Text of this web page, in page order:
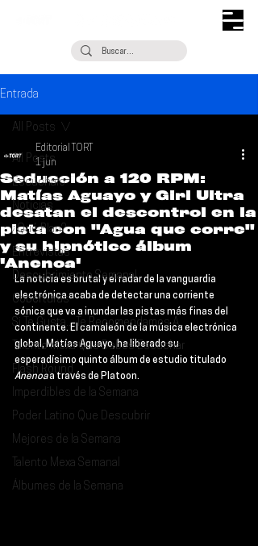
Entrada
All Posts
Escúchalo
Noticias
¿Qué Plan?
Entrevistas
Descubrimiento Semanal
Coberturas
Si Te Gusta... Te Recomendamos A...
Talento Mexa Que Debes Escuchar
Flash Round
Imperdibles de la Semana
Poder Latino Que Descubrir
Mejores de la Semana
Talento Mexa Semanal
Álbumes de la Semana
All Posts
Seducción a 120 RPM:
Matías Aguayo y Girl Ultra
desatan el descontrol en la
pista con "Agua que corre"
y su hipnótico álbum
'Anenoa'
Editorial TORT
1 jun
La noticia es brutal y el radar de la vanguardia
electrónica acaba de detectar una corriente
sónica que va a inundar las pistas más finas del
continente. El camaleón de la música electrónica
global, Matías Aguayo, ha liberado su
esperadísimo quinto álbum de estudio titulado
Anenoa a través de Platoon.